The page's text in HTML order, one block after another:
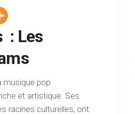
: Les
musique pop
et artistique. Ses
racines culturelles, ont